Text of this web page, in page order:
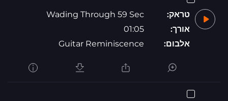
טראק:
Wading Through 59 Sec
אורך:
01:05
אלבום:
Guitar Reminiscence